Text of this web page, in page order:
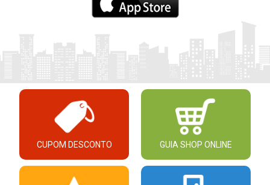
CUPOM DESCONTO GUIA SHOP ONLINE